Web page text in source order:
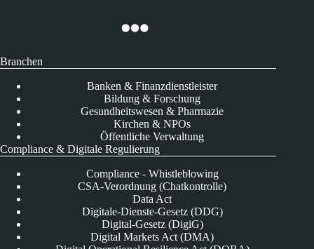
Branchen
Banken & Finanzdienstleister
Bildung & Forschung
Gesundheitswesen & Pharmazie
Kirchen & NPOs
Öffentliche Verwaltung
Compliance & Digitale Regulierung
Compliance - Whistleblowing
CSA-Verordnung (Chatkontrolle)
Data Act
Digitale-Dienste-Gesetz (DDG)
Digital-Gesetz (DigiG)
Digital Markets Act (DMA)